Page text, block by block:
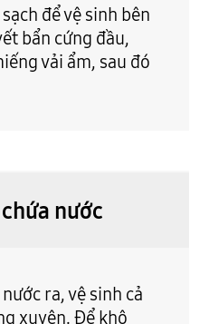
để vệ sinh bên
bẩn cứng đầu,
vải ẩm, sau đó
nước
ra, vệ sinh cả
xuyên. Để khô